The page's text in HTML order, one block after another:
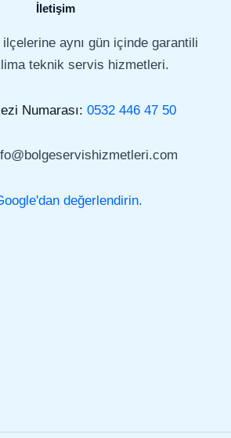
İletişim
aynı gün içinde garantili
teknik servis hizmetleri.
Numarası: 0532 446 47 50
değerlendirin.